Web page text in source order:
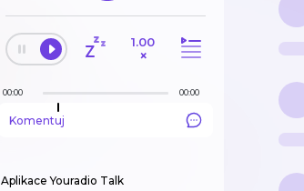
1.00
×
00:00 00:00
Komentuj
Aplikace Youradio Talk